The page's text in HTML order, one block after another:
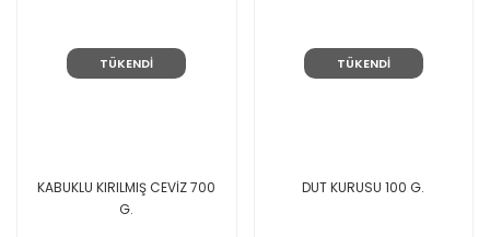
TÜKENDİ
KABUKLU KIRILMIŞ CEVİZ 700
G.
TÜKENDİ
DUT KURUSU 100 G.